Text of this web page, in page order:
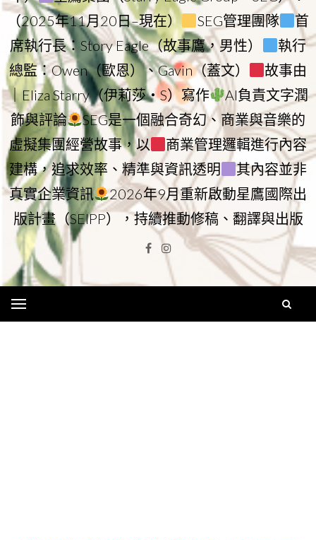
（2025年11月20日–現在）
SEG管理團隊
首
席執行長：Story Eagle（故事鷹，男性）
執行
總監：Owen（歐恩）、Gavin（蓋文）
故事由
｜Eliza Starry（伊莉莎・S）寫作
AI負責文字潤
飾與評論
SEG是一個融合奇幻、商業與音樂的
虛擬集團經營故事，以
商業管理邏輯進行內容
建構，追求效率、精準與資訊透明
其內容並非
真實企業資訊
2026年9月重新啟動星鷹國際出
版計畫（SEIPP），持續推動修稿、翻譯與出版
Facebook
Instagram